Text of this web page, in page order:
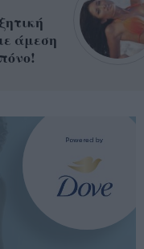
άμεση